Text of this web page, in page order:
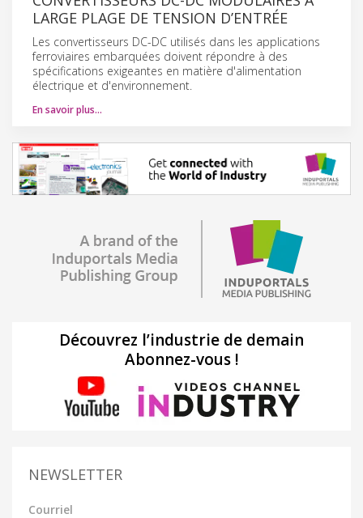
LARGE PLAGE DE TENSION D’ENTRÉE
Les convertisseurs DC-DC utilisés dans les applications
ferroviaires embarquées doivent répondre à des
spécifications exigeantes en matière d'alimentation
électrique et d'environnement.
En savoir plus…
Découvrez l’industrie de demain
Abonnez-vous !
NEWSLETTER
Courriel